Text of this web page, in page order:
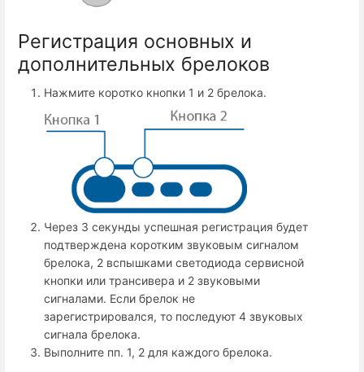
Регистрация основных и
дополнительных брелоков
Нажмите коротко кнопки 1 и 2 брелока.
Через 3 секунды успешная регистрация будет
подтверждена коротким звуковым сигналом
брелока, 2 вспышками светодиода сервисной
кнопки или трансивера и 2 звуковыми
сигналами. Если брелок не
зарегистрировался, то последуют 4 звуковых
сигнала брелока.
Выполните пп. 1, 2 для каждого брелока.